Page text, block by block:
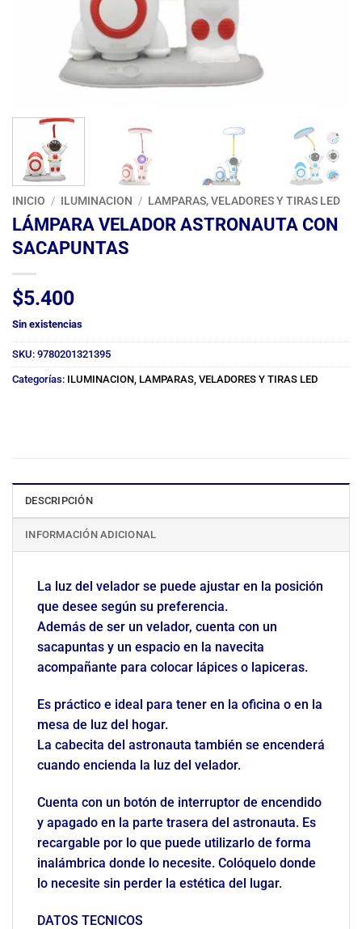
INICIO / ILUMINACION / LAMPARAS, VELADORES Y TIRAS LED
LÁMPARA VELADOR ASTRONAUTA CON
SACAPUNTAS
$5.400
Sin existencias
SKU: 9780201321395
Categorías: ILUMINACION LAMPARAS, VELADORES Y TIRAS LED
DESCRIPCIÓN
INFORMACIÓN ADICIONAL
La luz del velador se puede ajustar en la posición
que desee según su preferencia.
Además de ser un velador, cuenta con un
sacapuntas y un espacio en la navecita
acompañante para colocar lápices o lapiceras.
Es práctico e ideal para tener en la oficina o en la
mesa de luz del hogar.
La cabecita del astronauta también se encenderá
cuando encienda la luz del velador.
Cuenta con un botón de interruptor de encendido
y apagado en la parte trasera del astronauta. Es
recargable por lo que puede utilizarlo de forma
inalámbrica donde lo necesite. Colóquelo donde
lo necesite sin perder la estética del lugar.
DATOS TECNICOS